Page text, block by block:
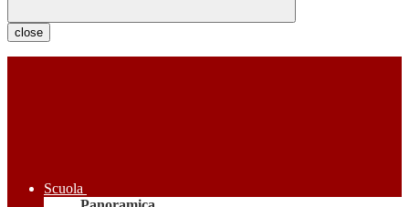
close
Scuola